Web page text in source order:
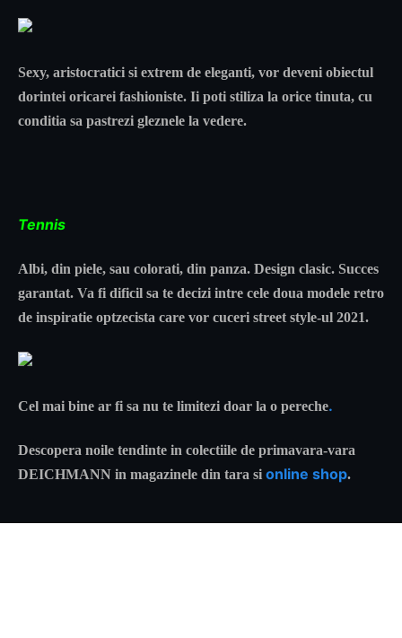
Sexy, aristocratici si extrem de eleganti, vor deveni obiectul
dorintei oricarei fashioniste. Ii poti stiliza la orice tinuta, cu
conditia sa pastrezi gleznele la vedere.
Tennis
Albi, din piele, sau colorati, din panza. Design clasic. Succes
garantat. Va fi dificil sa te decizi intre cele doua modele retro
de inspiratie optzecista care vor cuceri street style-ul 2021.
Cel mai bine ar fi sa nu te limitezi doar la o pereche.
Descopera noile tendinte in colectiile de primavara-vara
DEICHMANN in magazinele din tara si online shop.